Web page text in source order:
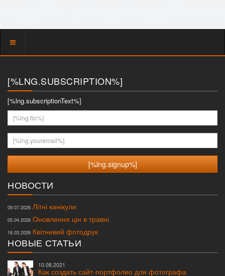
Показать
[%LNG.SUBSCRIPTION%]
[%lng.subscriptionText%]
[%lng.fio%]
[%lng.youremail%]
НОВОСТИ
09.07.2026 Літні канікули
05.04.2026 Оновлення цін в травні
16.03.2026 Квітневий фотодрук
НОВЫЕ СТАТЬИ
10.08.2021
Как создать сайт-портфолио для фотографа